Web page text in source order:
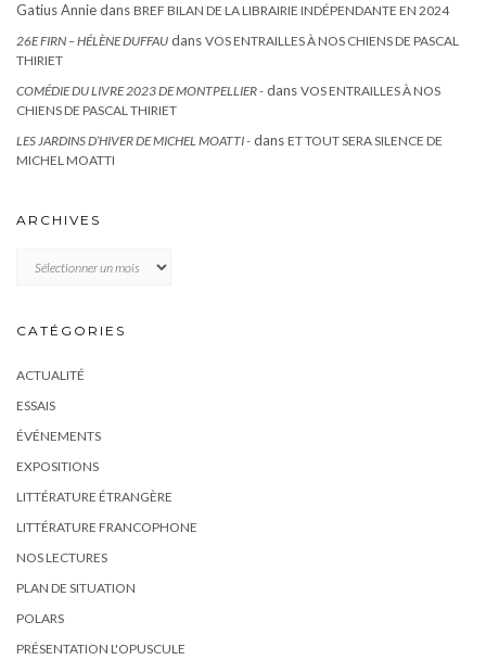
Gatius Anniedans BREF BILAN DE LA LIBRAIRIE INDÉPENDANTE EN 2024
26E FIRN – HÉLÈNE DUFFAU dans VOS ENTRAILLES À NOS CHIENS DE PASCAL
THIRIET
COMÉDIE DU LIVRE 2023 DE MONTPELLIER - dans VOS ENTRAILLES À NOS
CHIENS DE PASCAL THIRIET
LES JARDINS D’HIVER DE MICHEL MOATTI - dans ET TOUT SERA SILENCE DE
MICHEL MOATTI
ARCHIVES
CATÉGORIES
ACTUALITÉ
ESSAIS
ÉVÉNEMENTS
EXPOSITIONS
LITTÉRATURE ÉTRANGÈRE
LITTÉRATURE FRANCOPHONE
NOS LECTURES
PLAN DE SITUATION
POLARS
PRÉSENTATION L'OPUSCULE